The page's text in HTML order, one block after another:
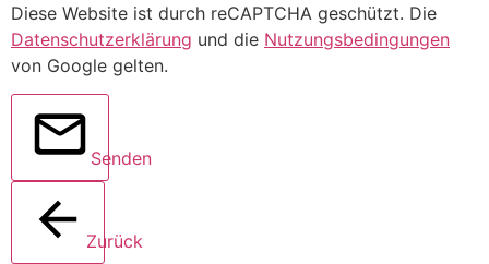
Diese Website ist durch reCAPTCHA geschützt. Die
Datenschutzerklärung und die Nutzungsbedingungen
von Google gelten.
Senden
Zurück